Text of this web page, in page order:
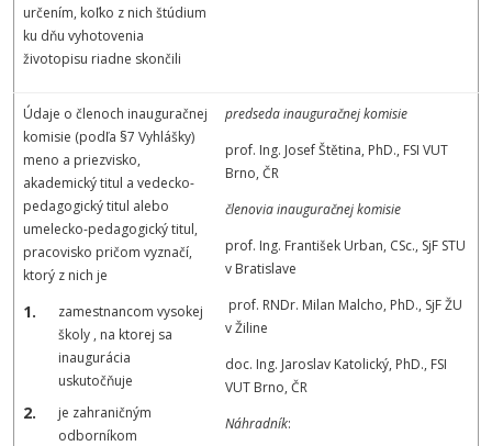
určením, koľko z nich štúdium
ku dňu vyhotovenia
životopisu riadne skončili
Údaje o členoch inauguračnej
komisie (podľa §7 Vyhlášky)
meno a priezvisko,
akademický titul a vedecko-
pedagogický titul alebo
umelecko-pedagogický titul,
pracovisko pričom vyznačí,
ktorý z nich je
zamestnancom vysokej
školy , na ktorej sa
inaugurácia
uskutočňuje
je zahraničným
odborníkom
predseda inauguračnej komisie
prof. Ing. Josef Štětina, PhD., FSI VUT
Brno, ČR
členovia inauguračnej komisie
prof. Ing. František Urban, CSc., SjF STU
v Bratislave
prof. RNDr. Milan Malcho, PhD., SjF ŽU
v Žiline
doc. Ing. Jaroslav Katolický, PhD., FSI
VUT Brno, ČR
Náhradník: